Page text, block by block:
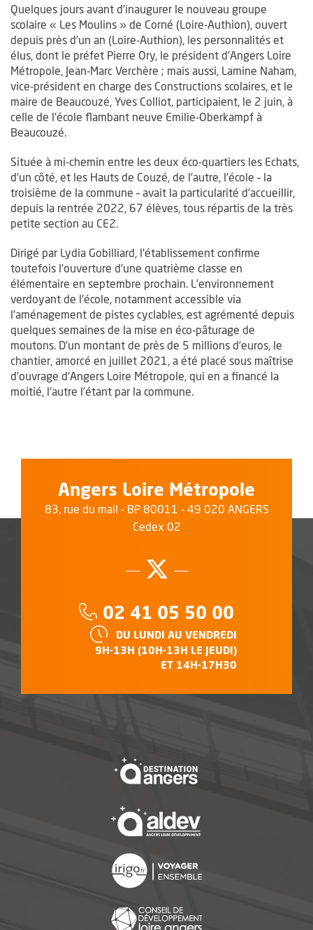
Quelques jours avant d’inaugurer le nouveau groupe
scolaire « Les Moulins » de Corné (Loire-Authion), ouvert
depuis près d’un an (Loire-Authion), les personnalités et
élus, dont le préfet Pierre Ory, le président d’Angers Loire
Métropole, Jean-Marc Verchère ; mais aussi, Lamine Naham,
vice-président en charge des Constructions scolaires, et le
maire de Beaucouzé, Yves Colliot, participaient, le 2 juin, à
celle de l’école flambant neuve Emilie-Oberkampf à
Beaucouzé.
Située à mi-chemin entre les deux éco-quartiers les Echats,
d’un côté, et les Hauts de Couzé, de l’autre, l’école – la
troisième de la commune – avait la particularité d’accueillir,
depuis la rentrée 2022, 67 élèves, tous répartis de la très
petite section au CE2.
Dirigé par Lydia Gobilliard, l’établissement confirme
toutefois l’ouverture d’une quatrième classe en
élémentaire en septembre prochain. L’environnement
verdoyant de l’école, notamment accessible via
l’aménagement de pistes cyclables, est agrémenté depuis
quelques semaines de la mise en éco-pâturage de
moutons. D’un montant de près de 5 millions d’euros, le
chantier, amorcé en juillet 2021, a été placé sous maîtrise
d’ouvrage d’Angers Loire Métropole, qui en a financé la
moitié, l’autre l’étant par la commune.
Angers Loire Métropole
83, rue du mail - BP 80011 - 49 020 ANGERS
Cedex 02
Suivez-nous
, Ouvre une
Téléphone :
02 41 05 50 00
HORAIRES :
DU LUNDI AU VENDREDI
9H-13H (10H-13H LE JEUDI)
ET 14H-17H30